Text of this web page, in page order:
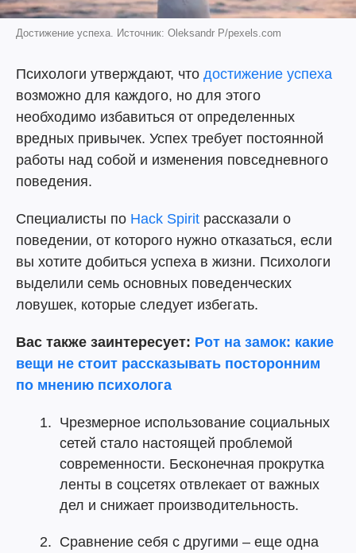
Достижение успеха. Источник: Oleksandr P/pexels.com
Психологи утверждают, что достижение успеха
возможно для каждого, но для этого
необходимо избавиться от определенных
вредных привычек. Успех требует постоянной
работы над собой и изменения повседневного
поведения.
Специалисты по Hack Spirit рассказали о
поведении, от которого нужно отказаться, если
вы хотите добиться успеха в жизни. Психологи
выделили семь основных поведенческих
ловушек, которые следует избегать.
Вас также заинтересует: Рот на замок: какие
вещи не стоит рассказывать посторонним
по мнению психолога
Чрезмерное использование социальных
сетей стало настоящей проблемой
современности. Бесконечная прокрутка
ленты в соцсетях отвлекает от важных
дел и снижает производительность.
Сравнение себя с другими – еще одна